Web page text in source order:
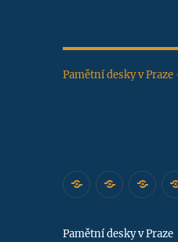
Pamětní desky v
Úvodní
stránka
Katalog
pražských
Pamětní desky v Praze